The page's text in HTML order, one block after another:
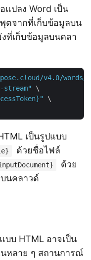
แปลง Word เป็น
ตจากที่เก็บข้อมูลบน
ที่เก็บข้อมูลบนคลา
v4.0/words/
\
\
เป็นรูปแบบ
ด้วยชื่อไฟล์
ด้วย
นคลาวด์
บบ HTML อาจเป็น
หลาย ๆ สถานการณ์